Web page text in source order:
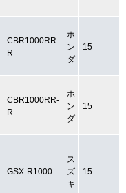
CBR1000RR-
R
ホ
ン
ダ
15
CBR1000RR-
R
ホ
ン
ダ
15
GSX-R1000
ス
ズ
キ
15